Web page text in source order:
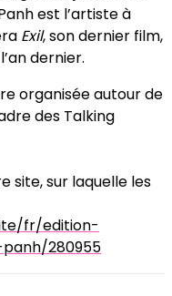
est l’artiste à
Exil, son dernier film,
dernier.
organisée autour de
des Talking
site, sur laquelle les
fr/edition-
280955